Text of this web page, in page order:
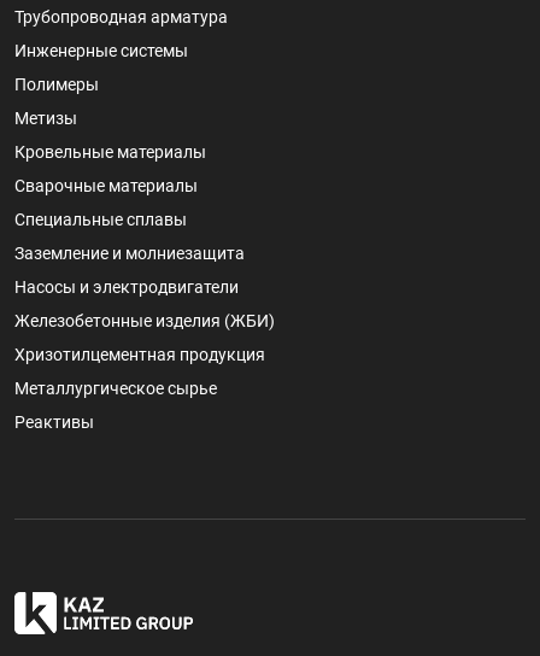
Трубопроводная арматура
Инженерные системы
Полимеры
Метизы
Кровельные материалы
Сварочные материалы
Специальные сплавы
Заземление и молниезащита
Насосы и электродвигатели
Железобетонные изделия (ЖБИ)
Хризотилцементная продукция
Металлургическое сырье
Реактивы